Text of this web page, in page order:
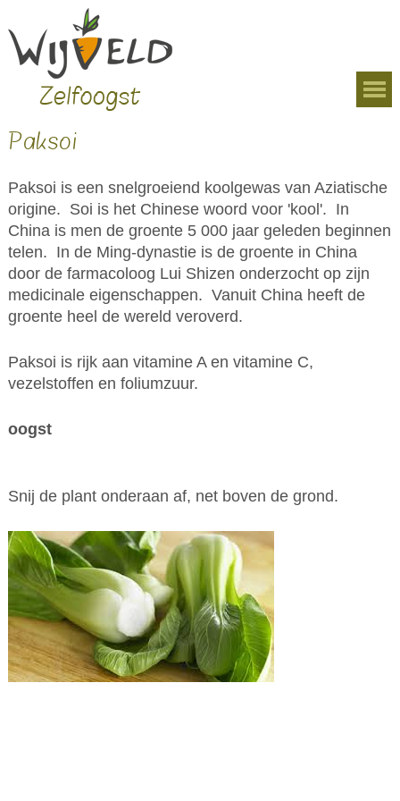
Overslaan en naar de algemene inhoud gaan
U bent hier
Paksoi
Paksoi is een snelgroeiend koolgewas van Aziatische
origine. Soi is het Chinese woord voor 'kool'. In
China is men de groente 5 000 jaar geleden beginnen
telen. In de Ming-dynastie is de groente in China
door de farmacoloog Lui Shizen onderzocht op zijn
medicinale eigenschappen. Vanuit China heeft de
groente heel de wereld veroverd.
Paksoi is rijk aan vitamine A en vitamine C,
vezelstoffen en foliumzuur.
oogst
Snij de plant onderaan af, net boven de grond.